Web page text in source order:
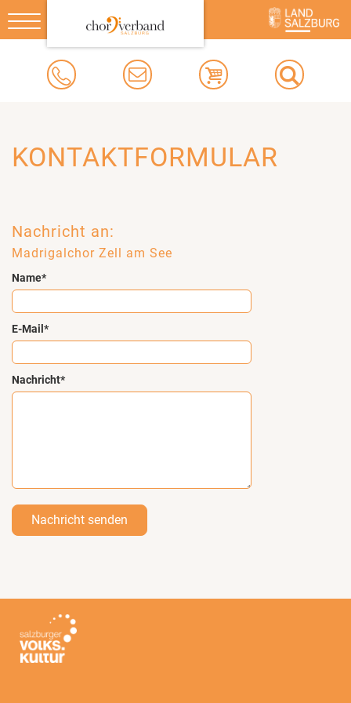
Toggle
navigation
KONTAKTFORMULAR
Nachricht an:
Madrigalchor Zell am See
Name*
E-Mail*
Nachricht*
Nachricht senden